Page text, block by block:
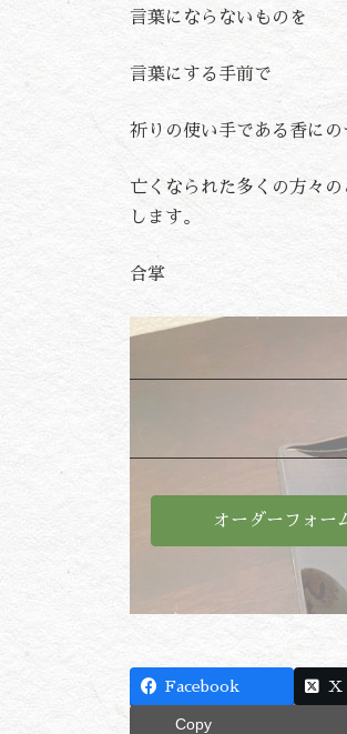
言葉にならないものを
言葉にする手前で
祈りの使い手である香にの
亡くなられた多くの方々
します。
合掌
オーダーフォー
Facebook X
Copy